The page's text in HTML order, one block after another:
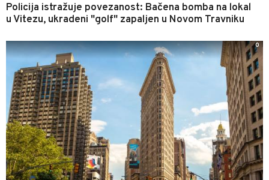
Policija istražuje povezanost: Bačena bomba na lokal
u Vitezu, ukradeni "golf" zapaljen u Novom Travniku
0